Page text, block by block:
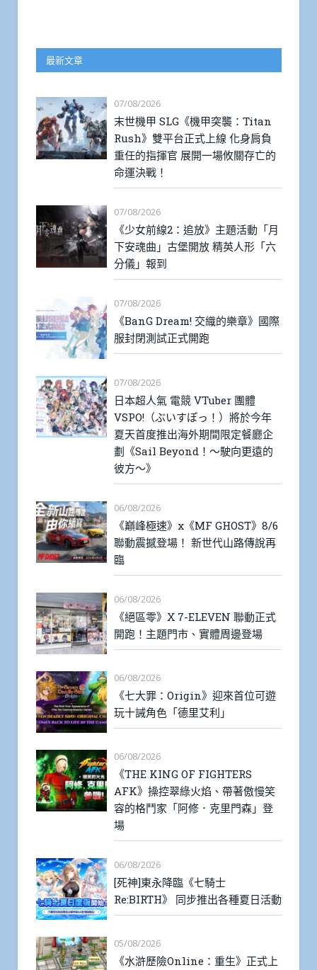
最新文章
07/08/2026
末世機甲 SLG《機甲突襲：Titan
Rush》雙平台正式上線 化身肩負
重任的指揮官 展開一場攸關存亡的
命運決戰！
07/08/2026
《少女前線2：追放》主題活動「月
下安魂曲」古堡開放 精英人形「六
分儀」報到
07/08/2026
《BanG Dream! 交織的樂章》國際
服封閉測試正式開跑
07/08/2026
日本超人氣 電競 VTuber 團體
VSPO!（ぶいすぽっ！）將於今年
夏天首度推出海外期間限定餐廳企
劃《Sail Beyond！～駛向更遠的
彼方～》
06/08/2026
《巔峰極速》x《MF GHOST》8/6
聯動震撼登場！ 新世代山路傳說再
臨
06/08/2026
《絕區零》X 7-ELEVEN 聯動正式
開跑！主題門市、實體周邊登場
06/08/2026
《七大罪：Origin》迎來首位可遊
玩十誡角色「德里艾利」
06/08/2026
《THE KING OF FIGHTERS
AFK》操控翠綠火焰、帶著傲慢笑
容的格鬥家「阿修．克里門森」登
場
06/08/2026
[死神]東永降臨《七騎士
Re:BIRTH》 同步推出各種夏日活動
05/08/2026
《水滸歷險Online：重生》正式上